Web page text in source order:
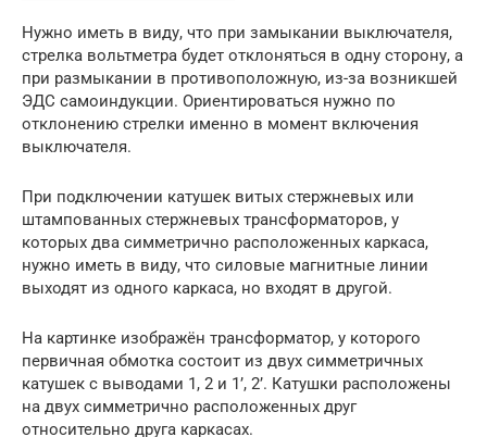
Нужно иметь в виду, что при замыкании выключателя,
стрелка вольтметра будет отклоняться в одну сторону, а
при размыкании в противоположную, из-за возникшей
ЭДС самоиндукции. Ориентироваться нужно по
отклонению стрелки именно в момент включения
выключателя.
При подключении катушек витых стержневых или
штампованных стержневых трансформаторов, у
которых два симметрично расположенных каркаса,
нужно иметь в виду, что силовые магнитные линии
выходят из одного каркаса, но входят в другой.
На картинке изображён трансформатор, у которого
первичная обмотка состоит из двух симметричных
катушек с выводами 1, 2 и 1’, 2’. Катушки расположены
на двух симметрично расположенных друг
относительно друга каркасах.